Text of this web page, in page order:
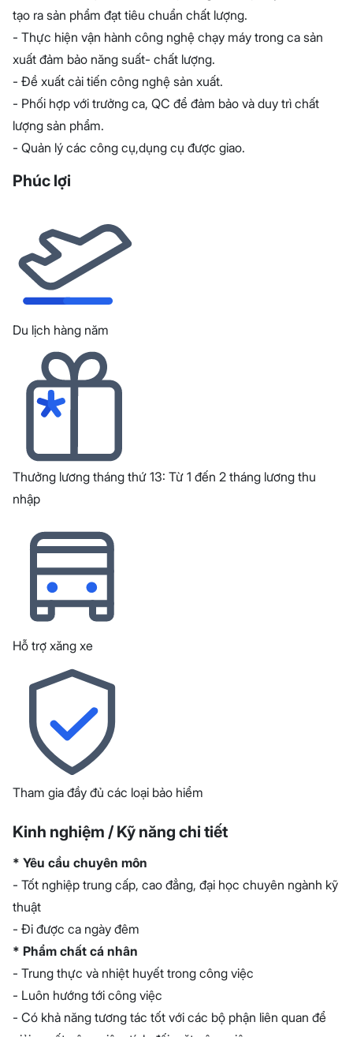
tạo ra sản phẩm đạt tiêu chuẩn chất lượng.
- Thực hiện vận hành công nghệ chạy máy trong ca sản
xuất đảm bảo năng suất- chất lượng.
- Đề xuất cải tiến công nghệ sản xuất.
- Phối hợp với trưởng ca, QC để đảm bảo và duy trì chất
lượng sản phẩm.
- Quản lý các công cụ,dụng cụ được giao.
Phúc lợi
Du lịch hàng năm
Thưởng lương tháng thứ 13: Từ 1 đến 2 tháng lương thu
nhập
Hỗ trợ xăng xe
Tham gia đầy đủ các loại bảo hiểm
Kinh nghiệm / Kỹ năng chi tiết
* Yêu cầu chuyên môn
- Tốt nghiệp trung cấp, cao đẳng, đại học chuyên ngành kỹ
thuật
- Đi được ca ngày đêm
* Phẩm chất cá nhân
- Trung thực và nhiệt huyết trong công việc
- Luôn hướng tới công việc
- Có khả năng tương tác tốt với các bộ phận liên quan để